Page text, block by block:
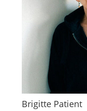
Brigitte Patient